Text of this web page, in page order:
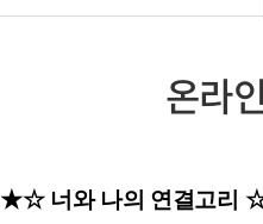
온라
★☆ 너와 나의 연결고리